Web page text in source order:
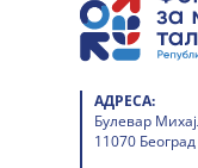
АДРЕСА:
Булевар
11070 Београд